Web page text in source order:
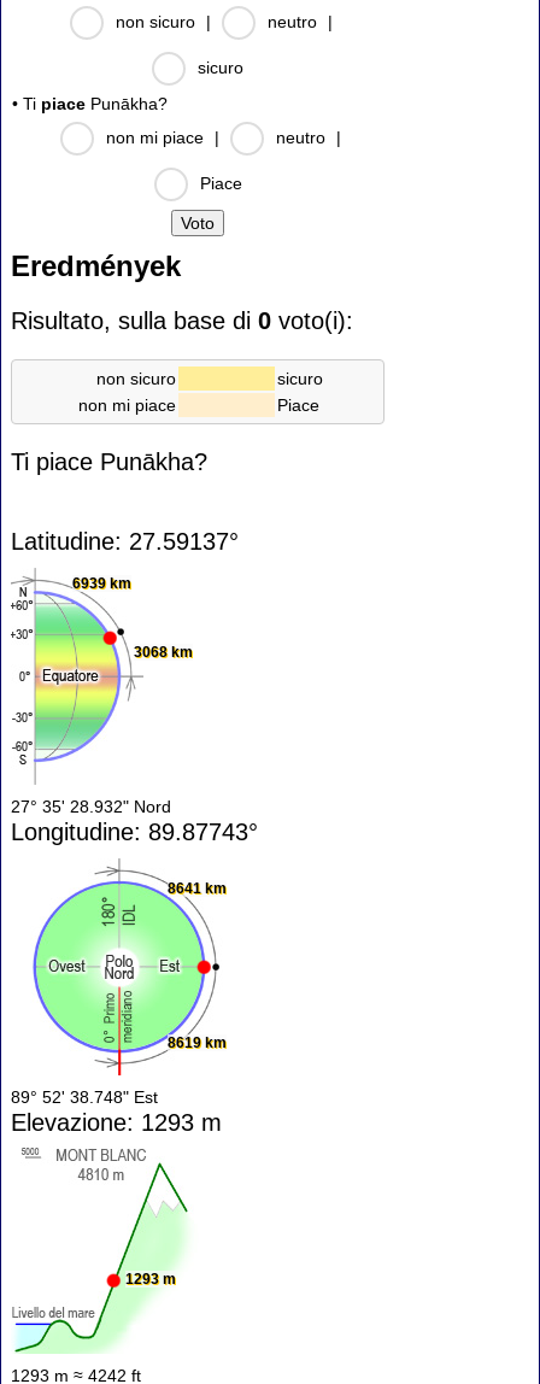
non sicuro
| neutro |
sicuro
• Ti piace Punākha?
non mi piace
| neutro |
Piace
Eredmények
Risultato, sulla base di 0 voto(i):
non sicuro
sicuro
non mi piace
Piace
Ti piace Punākha?
Latitudine: 27.59137°
6939 km
3068 km
27° 35' 28.932" Nord
Longitudine: 89.87743°
8619 km
8641 km
89° 52' 38.748" Est
Elevazione: 1293 m
1293 m
1293 m ≈ 4242 ft